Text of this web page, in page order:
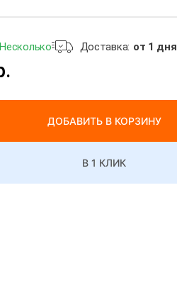
Несколько Доставка: от 1 дня
ДОБАВИТЬ В КОРЗИНУ
В 1 КЛИК